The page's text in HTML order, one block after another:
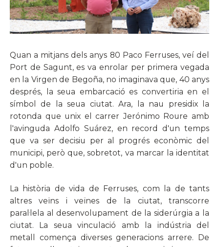
Quan a mitjans dels anys 80 Paco Ferruses, veí del
Port de Sagunt, es va enrolar per primera vegada
en la Virgen de Begoña, no imaginava que, 40 anys
després, la seua embarcació es convertiria en el
símbol de la seua ciutat. Ara, la nau presidix la
rotonda que unix el carrer Jerónimo Roure amb
l'avinguda Adolfo Suárez, en record d'un temps
que va ser decisiu per al progrés econòmic del
municipi, però que, sobretot, va marcar la identitat
d'un poble.
La història de vida de Ferruses, com la de tants
altres veïns i veïnes de la ciutat, transcorre
paral·lela al desenvolupament de la siderúrgia a la
ciutat. La seua vinculació amb la indústria del
metall comença diverses generacions arrere. De